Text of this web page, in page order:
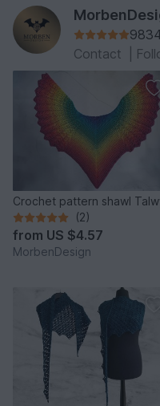
Contact
Crochet pattern shawl
(2)
from US $4.57
MorbenDesign